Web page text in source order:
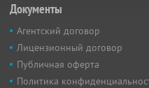
Документы
Агентский договор
Лицензионный договор
Публичная оферта
Политика